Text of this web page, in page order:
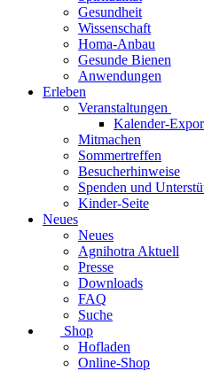
Gesundheit
Wissenschaft
Homa-Anbau
Gesunde Bienen
Anwendungen
Erleben
Veranstaltungen
Kalender-
Mitmachen
Sommertreffen
Besucherhinweise
Spenden und
Kinder-Seite
Neues
Neues
Agnihotra Aktuell
Presse
Downloads
FAQ
Suche
Shop
Hofladen
Online-Shop